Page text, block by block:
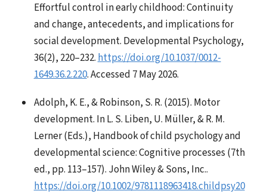
Effortful control in early childhood: Continuity
and change, antecedents, and implications for
social development. Developmental Psychology,
36(2), 220–232.https://doi.org/10.1037/0012-
1649.36.2.220. Accessed 7 May 2026.
Adolph, K. E., & Robinson, S. R. (2015). Motor
development. In L. S. Liben, U. Müller, & R. M.
Lerner (Eds.), Handbook of child psychology and
developmental science: Cognitive processes (7th
ed., pp. 113–157). John Wiley & Sons, Inc..
https://doi.org/10.1002/9781118963418.childpsy20